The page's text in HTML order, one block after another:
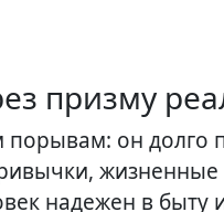
призму
он долго
надежен в быту